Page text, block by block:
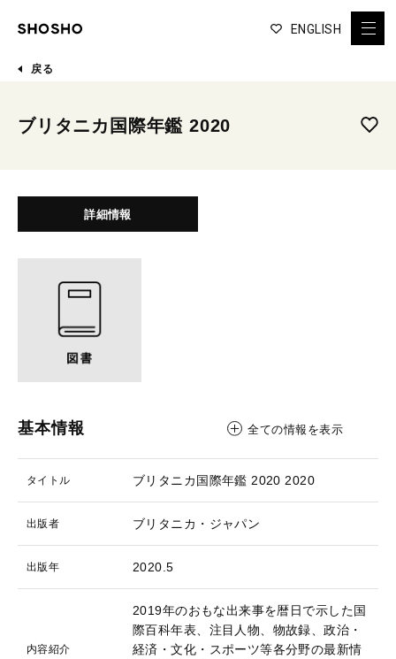
ENGLISH
戻る
ブリタニカ国際年鑑 2020
詳細情報
基本情報 全ての情報を表示
タイトル ブリタニカ国際年鑑 2020 2020
出版者 ブリタニカ・ジャパン
出版年 2020.5
内容紹介
2019年のおもな出来事を暦日で示した国
際百科年表、注目人物、物故録、政治・
経済・文化・スポーツ等各分野の最新情